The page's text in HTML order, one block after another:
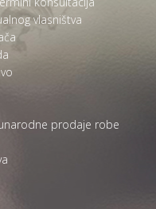
vlasništva
prodaje robe